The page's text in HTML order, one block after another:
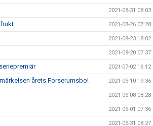
2021-08-31 08:03
2021-08-26 07:28
2021-08-23 18:02
2021-08-20 07:37
2021-07-02 16:12
årets Forserumsbo! 2021-06-10 19:36
2021-06-08 08:28
2021-06-01 07:36
2021-05-31 08:27